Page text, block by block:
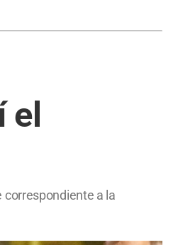
correspondiente a la